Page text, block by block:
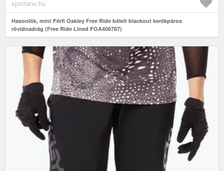
sportano.hu
Hasonlók, mint Férfi Oakley Free Ride bélelt blackout kerékpáros
rövidnadrág (Free Ride Lined FOA406787)